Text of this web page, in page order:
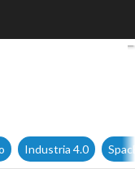
Ran, tanto
Industria 4.0